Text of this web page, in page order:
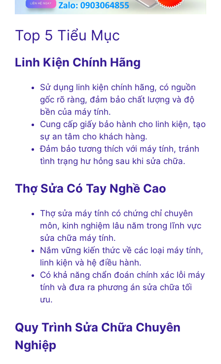
Top 5 Tiểu Mục
Linh Kiện Chính Hãng
Sử dụng linh kiện chính hãng, có nguồn
gốc rõ ràng, đảm bảo chất lượng và độ
bền của máy tính.
Cung cấp giấy bảo hành cho linh kiện, tạo
sự an tâm cho khách hàng.
Đảm bảo tương thích với máy tính, tránh
tình trạng hư hỏng sau khi sửa chữa.
Thợ Sửa Có Tay Nghề Cao
Thợ sửa máy tính có chứng chỉ chuyên
môn, kinh nghiệm lâu năm trong lĩnh vực
sửa chữa máy tính.
Nắm vững kiến thức về các loại máy tính,
linh kiện và hệ điều hành.
Có khả năng chẩn đoán chính xác lỗi máy
tính và đưa ra phương án sửa chữa tối
ưu.
Quy Trình Sửa Chữa Chuyên
Nghiệp